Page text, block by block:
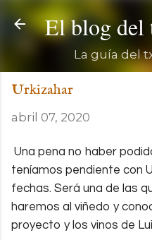
El blog
La guía del
Urkizahar
abril 07, 2020
Una pena no haber
teníamos pendiente con
fechas. Será una de las
haremos al viñedo y
proyecto y los vinos de